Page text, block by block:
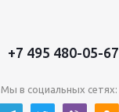
+7 495 480-05-67
Мы в социальных сетях: